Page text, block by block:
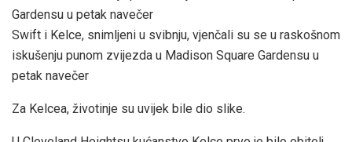
Swift i Kelce, snimljeni u svibnju, vjenčali su se u raskošnom
iskušenju punom zvijezda u Madison Square Gardensu u
petak navečer
Za Kelcea, životinje su uvijek bile dio slike.